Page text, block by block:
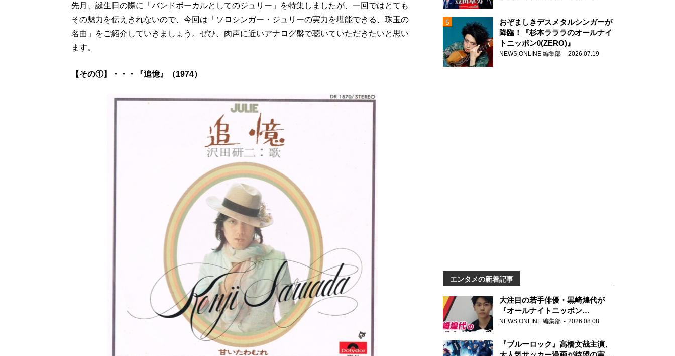
先月、誕生日の際に「バンドボーカルとしてのジュリー」を特集しましたが、一回ではとても
その魅力を伝えきれないので、今回は「ソロシンガー・ジュリーの実力を堪能できる、珠玉の
名曲」をご紹介していきましょう。ぜひ、肉声に近いアナログ盤で聴いていただきたいと思い
ます。
【その①】・・・『追憶』（1974）
おぞましきデスメタルシンガーが
降臨！『杉本ラララのオールナイ
トニッポン0(ZERO)』
NEWS ONLINE 編集部 2026.07.19
エンタメの新着記事
大注目の若手俳優・黒崎煌代が
『オールナイトニッポン
0(ZERO)』に初登場「今からとて
NEWS ONLINE 編集部 2026.08.08
『ブルーロック』高橋文哉主演、